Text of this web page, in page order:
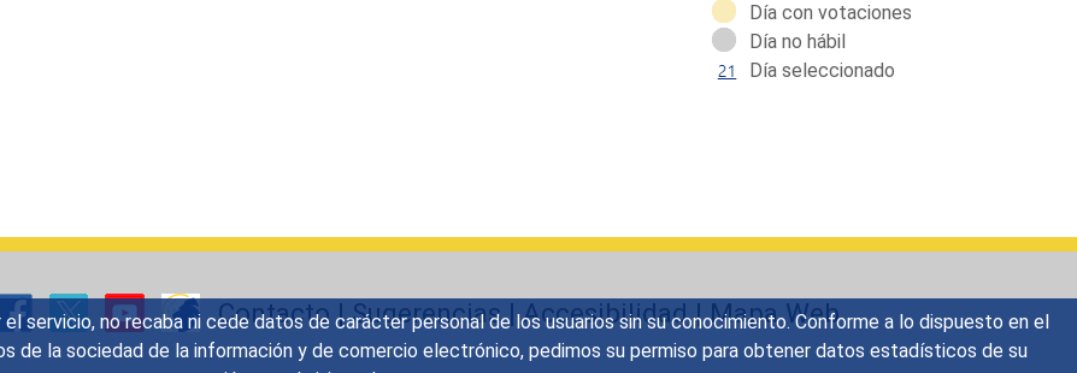
servicio, no recaba ni cede datos de carácter personal de los usuarios sin su conocimiento. Conforme a lo dispuesto en el
de la sociedad de la información y de comercio electrónico, pedimos su permiso para obtener datos estadísticos de su
Día con votaciones
Día no hábil
Día seleccionado
Contacto |Sugerencias|Accesibilidad|Mapa Web